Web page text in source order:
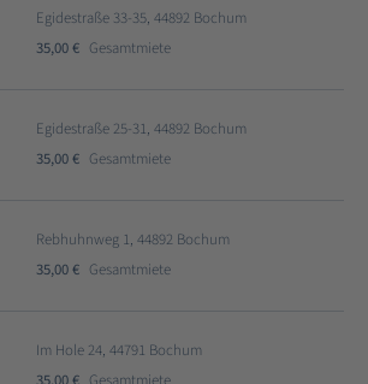
Egidestraße 33-35, 44892 Bochum
35,00 € Gesamtmiete
Egidestraße 25-31, 44892 Bochum
35,00 € Gesamtmiete
Rebhuhnweg 1, 44892 Bochum
35,00 € Gesamtmiete
Im Hole 24, 44791 Bochum